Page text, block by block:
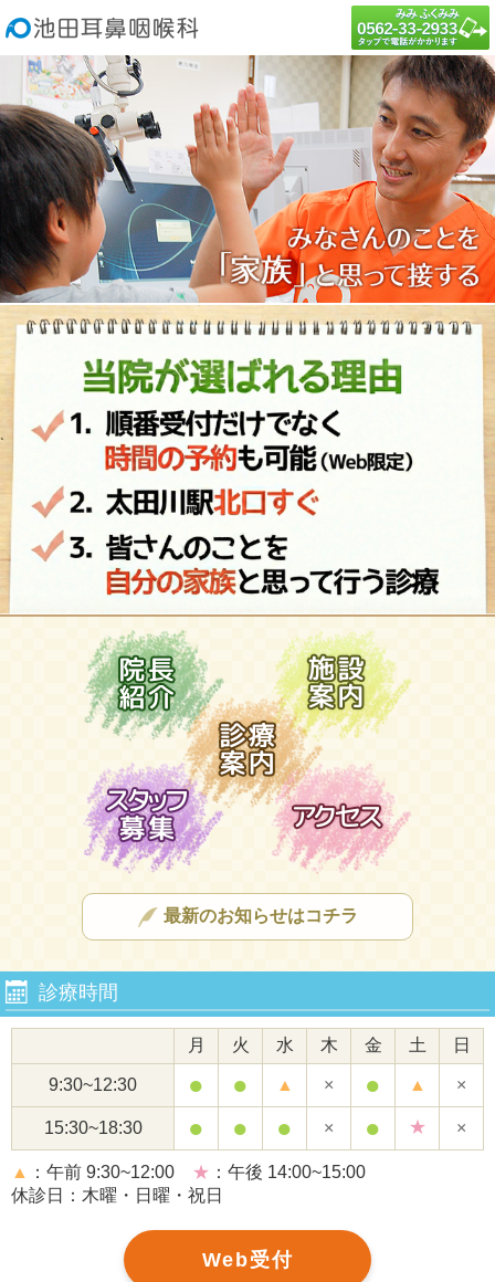
最新のお知らせはコチラ
診療時間
月 火 水 木 金 土 日
9:30~12:30 ● ● ▲ × ● ▲ ×
15:30~18:30 ● ● ● × ● ★ ×
▲ ：午前 9:30~12:00 ★ ：午後 14:00~15:00
休診日：木曜・日曜・祝日
Web受付